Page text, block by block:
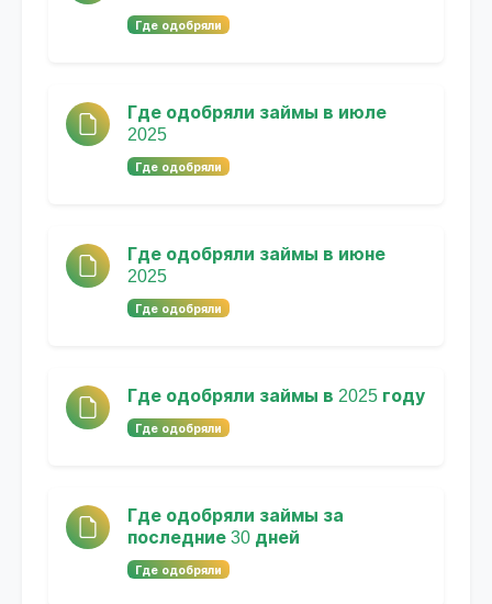
Где одобряли
Где одобряли займы в июле
2025
Где одобряли
Где одобряли займы в июне
2025
Где одобряли
Где одобряли займы в 2025 году
Где одобряли
Где одобряли займы за
последние 30 дней
Где одобряли